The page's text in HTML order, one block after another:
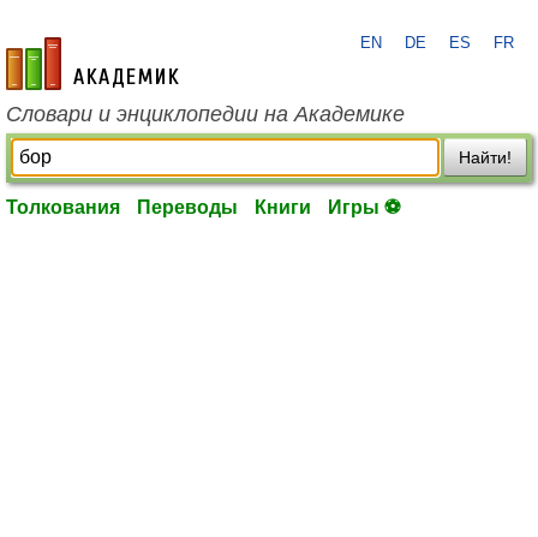
academic.ru
EN DE ES FR
Словари и энциклопедии на Академике
Найти!
Толкования Переводы Книги Игры ⚽